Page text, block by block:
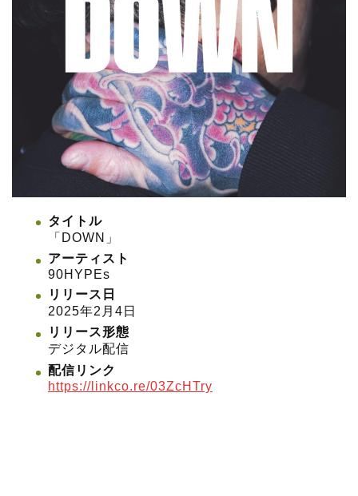
タイトル
「DOWN」
アーティスト
90HYPEs
リリース日
2025年2月4日
リリース形態
デジタル配信
配信リンク
https://linkco.re/03ZcHTry